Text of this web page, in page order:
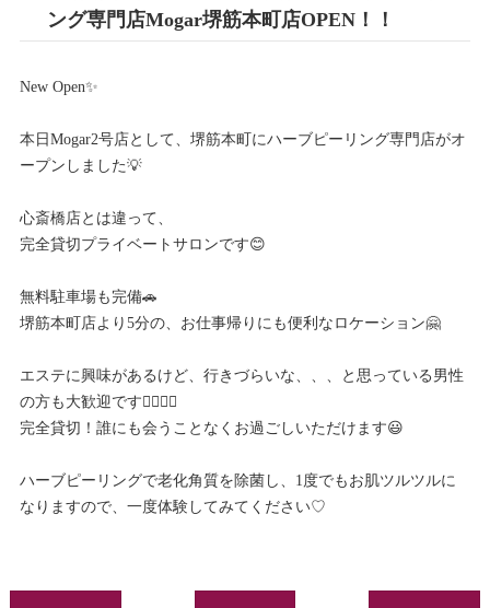
ング専門店Mogar堺筋本町店OPEN！！
New Open✨
本日Mogar2号店として、堺筋本町にハーブピーリング専門店がオ
ープンしました💡
心斎橋店とは違って、
完全貸切プライベートサロンです😊
無料駐車場も完備🚗
堺筋本町店より5分の、お仕事帰りにも便利なロケーション🤗
エステに興味があるけど、行きづらいな、、、と思っている男性
の方も大歓迎です🙋🏻‍♀️✨
完全貸切！誰にも会うことなくお過ごしいただけます😃
ハーブピーリングで老化角質を除菌し、1度でもお肌ツルツルに
なりますので、一度体験してみてください♡